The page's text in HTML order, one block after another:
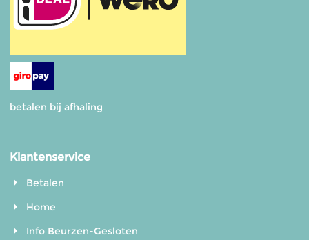
betalen bij afhaling
Klantenservice
Betalen
Home
Info Beurzen-Gesloten